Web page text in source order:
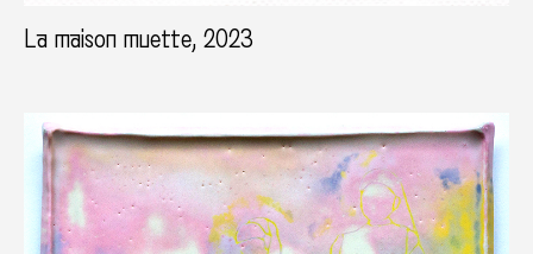
La maison muette, 2023